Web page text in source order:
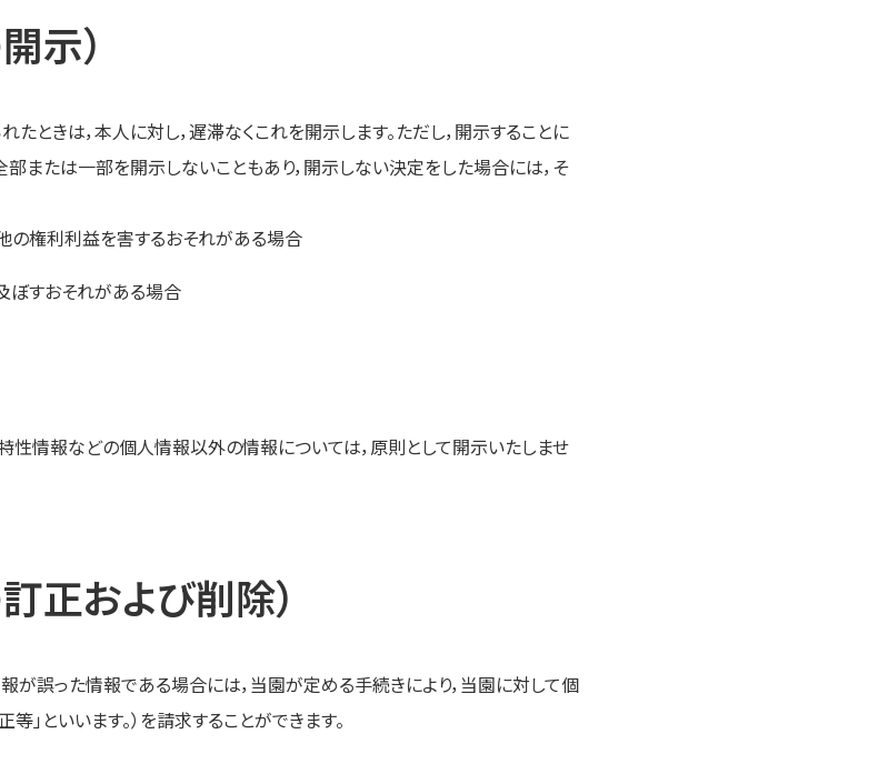
示）
ときは，本人に対し，遅滞なくこれを開示します。ただし，開示することに
または一部を開示しないこともあり，開示しない決定をした場合には，そ
の権利利益を害するおそれがある場合
ぼすおそれがある場合
性情報などの個人情報以外の情報については，原則として開示いたしませ
正および削除）
が誤った情報である場合には，当園が定める手続きにより，当園に対して個
」といいます。）を請求することができます。